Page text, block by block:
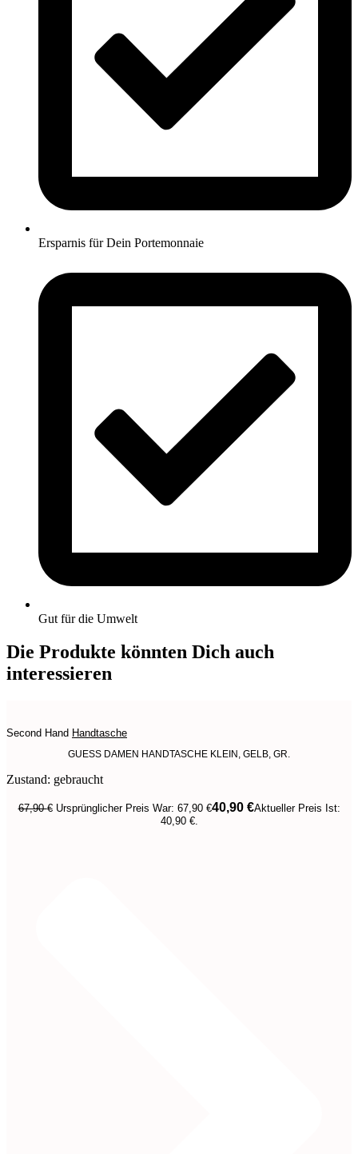
Ersparnis für Dein Portemonnaie
Gut für die Umwelt
Die Produkte könnten Dich auch
interessieren
Second Hand Handtasche
GUESS DAMEN HANDTASCHE KLEIN, GELB, GR.
Zustand: gebraucht
67,90€ Ursprünglicher Preis War: 67,90 €40,90 €Aktueller Preis Ist:
40,90 €.